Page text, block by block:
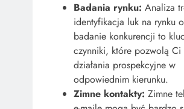
Badania rynku: Analiza
identyfikacja luk na rynku
badanie konkurencji to
czynniki, które pozwolą Ci
działania prospekcyjne w
odpowiednim kierunku.
Zimne kontakty: Zimne